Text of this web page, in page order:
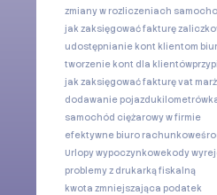
zmiany w rozliczeniach
jak zaksięgować fakturę
udostępnianie kont klientom
tworzenie kont dla klientów
jak zaksięgować fakturę vat
dodawanie pojazdu
samochód ciężarowy w firmie
efektywne biuro rachunkowe
Urlopy wypoczynkowekody
problemy z drukarką fiskalną
kwota zmniejszająca podatek